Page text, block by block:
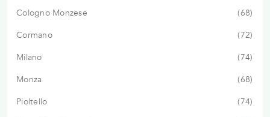
Cologno Monzese
68
Cormano
72
Milano
74
Monza
68
Pioltello
74